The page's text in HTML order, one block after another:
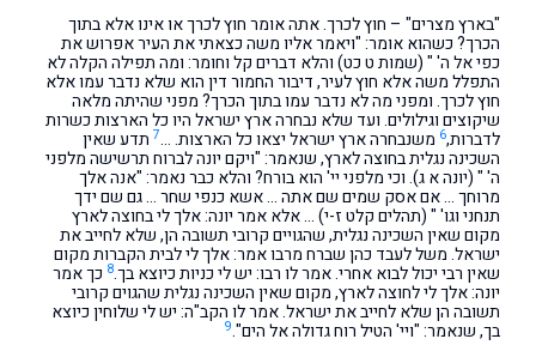
"בארץ מצרים" – חוץ לכרך. אתה אומר חוץ לכרך או אינו אלא בתוך
הכרך? כשהוא אומר: "ויאמר אליו משה כצאתי את העיר אפרוש את
כפי אל ה' " (שמות ט כט) והלא דברים קל וחומר: ומה תפילה הקלה לא
התפלל משה אלא חוץ לעיר, דיבור החמור דין הוא שלא נדבר עמו אלא
חוץ לכרך. ומפני מה לא נדבר עמו בתוך הכרך? מפני שהיתה מלאה
שיקוצים וגילולים. ועד שלא נבחרה ארץ ישראל היו כל הארצות כשרות
לדברות,6 משנבחרה ארץ ישראל יצאו כל הארצות. …7 תדע שאין
השכינה נגלית בחוצה לארץ, שנאמר: "ויקם יונה לברוח תרשישה מלפני
ה' " (יונה א ג). וכי מלפני יי' הוא בורח? והלא כבר נאמר: "אנה אלך
מרוחך … אם אסק שמים שם אתה … אשא כנפי שחר … גם שם ידך
תנחני וגו' " (תהלים קלט ז-י) … אלא אמר יונה: אלך לי בחוצה לארץ
מקום שאין השכינה נגלית, שהגויים קרובי תשובה הן, שלא לחייב את
ישראל. משל לעבד כהן שברח מרבו אמר: אלך לי לבית הקברות מקום
שאין רבי יכול לבוא אחרי. אמר לו רבו: יש לי כניות כיוצא בך.8 כך אמר
יונה: אלך לי לחוצה לארץ, מקום שאין השכינה נגלית שהגוים קרובי
תשובה הן שלא לחייב את ישראל. אמר לו הקב"ה: יש לי שלוחין כיוצא
בך, שנאמר: "ויי' הטיל רוח גדולה אל הים".9